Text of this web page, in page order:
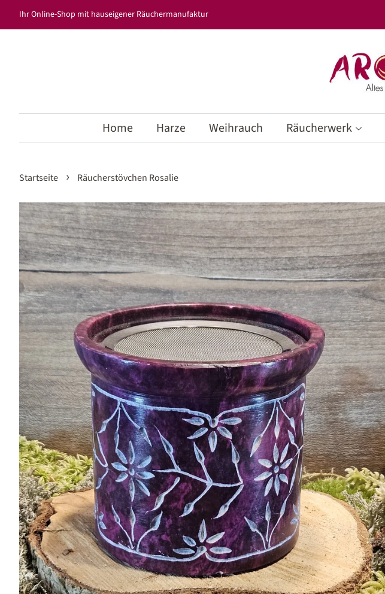
Ihr Online-Shop mit hauseigener Räuchermanufaktur
Home Harze Weihrauch Räucherwerk
Startseite › Räucherstövchen Rosalie